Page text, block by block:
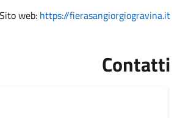
Sito web:https://fierasangiorgiogravina.it
Contatti